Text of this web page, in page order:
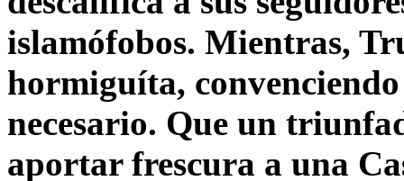
islamófobos. Mientras,
hormiguíta,
necesario. Que un
aportar frescura a una